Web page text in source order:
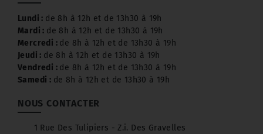
Lundi : de 8h à 12h et de 13h30 à 19h
Mardi : de 8h à 12h et de 13h30 à 19h
Mercredi : de 8h à 12h et de 13h30 à 19h
Jeudi : de 8h à 12h et de 13h30 à 19h
Vendredi : de 8h à 12h et de 13h30 à 19h
Samedi : de 8h à 12h et de 13h30 à 19h
NOUS CONTACTER
1 Rue Des Tulipiers - Z.i. Des Gravelles